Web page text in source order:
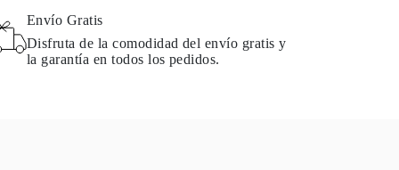
Envío Gratis
Disfruta de la comodidad del envío gratis y
la garantía en todos los pedidos.